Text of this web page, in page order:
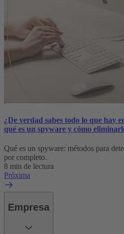
¿De verdad sabes todo lo que hay
qué es un spyware y cómo
Qué es un spyware: métodos para
por completo.
8 min de lectura
Próxima
Empresa